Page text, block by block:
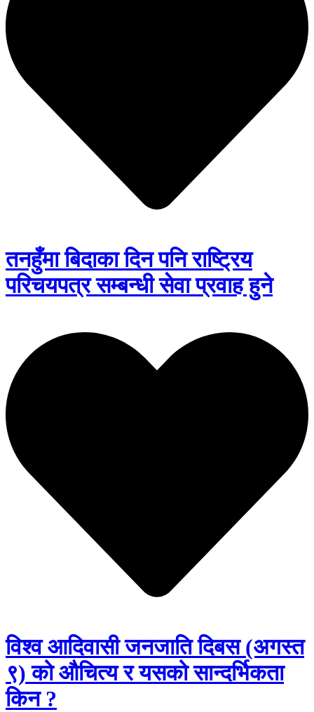
तनहुँमा बिदाका दिन पनि राष्ट्रिय
परिचयपत्र सम्बन्धी सेवा प्रवाह हुने
विश्व आदिवासी जनजाति दिबस (अगस्त
९) को औचित्य र यसको सान्दर्भिकता
किन ?